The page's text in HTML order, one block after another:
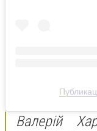
Валерій